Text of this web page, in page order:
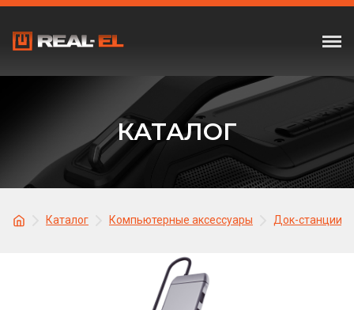
КАТАЛОГ
Каталог Компьютерные аксессуары Док-станции и